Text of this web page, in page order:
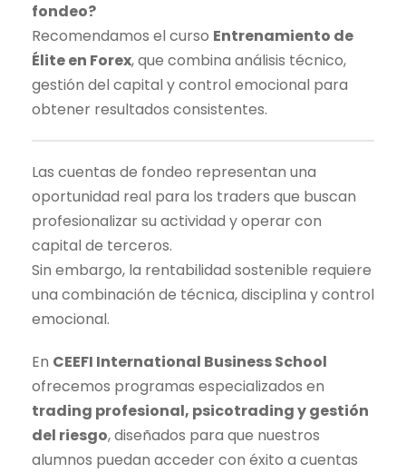
fondeo?
Recomendamos el curso Entrenamiento de
Élite en Forex, que combina análisis técnico,
gestión del capital y control emocional para
obtener resultados consistentes.
Las cuentas de fondeo representan una
oportunidad real para los traders que buscan
profesionalizar su actividad y operar con
capital de terceros.
Sin embargo, la rentabilidad sostenible requiere
una combinación de técnica, disciplina y control
emocional.
En CEEFI International Business School
ofrecemos programas especializados en
trading profesional, psicotrading y gestión
del riesgo, diseñados para que nuestros
alumnos puedan acceder con éxito a cuentas